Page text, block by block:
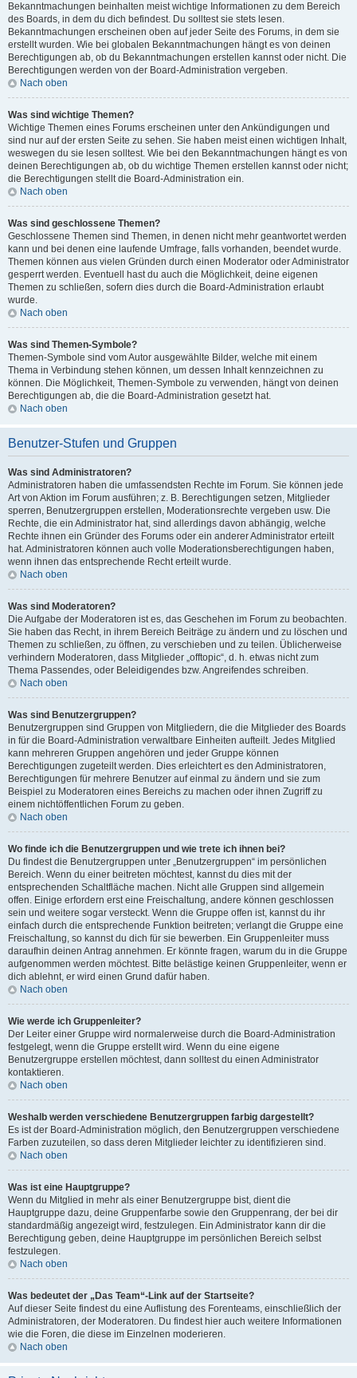
Bekanntmachungen beinhalten meist wichtige Informationen zu dem Bereich
des Boards, in dem du dich befindest. Du solltest sie stets lesen.
Bekanntmachungen erscheinen oben auf jeder Seite des Forums, in dem sie
erstellt wurden. Wie bei globalen Bekanntmachungen hängt es von deinen
Berechtigungen ab, ob du Bekanntmachungen erstellen kannst oder nicht. Die
Berechtigungen werden von der Board-Administration vergeben.
Nach oben
Was sind wichtige Themen?
Wichtige Themen eines Forums erscheinen unter den Ankündigungen und
sind nur auf der ersten Seite zu sehen. Sie haben meist einen wichtigen Inhalt,
weswegen du sie lesen solltest. Wie bei den Bekanntmachungen hängt es von
deinen Berechtigungen ab, ob du wichtige Themen erstellen kannst oder nicht;
die Berechtigungen stellt die Board-Administration ein.
Nach oben
Was sind geschlossene Themen?
Geschlossene Themen sind Themen, in denen nicht mehr geantwortet werden
kann und bei denen eine laufende Umfrage, falls vorhanden, beendet wurde.
Themen können aus vielen Gründen durch einen Moderator oder Administrator
gesperrt werden. Eventuell hast du auch die Möglichkeit, deine eigenen
Themen zu schließen, sofern dies durch die Board-Administration erlaubt
wurde.
Nach oben
Was sind Themen-Symbole?
Themen-Symbole sind vom Autor ausgewählte Bilder, welche mit einem
Thema in Verbindung stehen können, um dessen Inhalt kennzeichnen zu
können. Die Möglichkeit, Themen-Symbole zu verwenden, hängt von deinen
Berechtigungen ab, die die Board-Administration gesetzt hat.
Nach oben
Benutzer-Stufen und Gruppen
Was sind Administratoren?
Administratoren haben die umfassendsten Rechte im Forum. Sie können jede
Art von Aktion im Forum ausführen; z. B. Berechtigungen setzen, Mitglieder
sperren, Benutzergruppen erstellen, Moderationsrechte vergeben usw. Die
Rechte, die ein Administrator hat, sind allerdings davon abhängig, welche
Rechte ihnen ein Gründer des Forums oder ein anderer Administrator erteilt
hat. Administratoren können auch volle Moderationsberechtigungen haben,
wenn ihnen das entsprechende Recht erteilt wurde.
Nach oben
Was sind Moderatoren?
Die Aufgabe der Moderatoren ist es, das Geschehen im Forum zu beobachten.
Sie haben das Recht, in ihrem Bereich Beiträge zu ändern und zu löschen und
Themen zu schließen, zu öffnen, zu verschieben und zu teilen. Üblicherweise
verhindern Moderatoren, dass Mitglieder „offtopic“, d. h. etwas nicht zum
Thema Passendes, oder Beleidigendes bzw. Angreifendes schreiben.
Nach oben
Was sind Benutzergruppen?
Benutzergruppen sind Gruppen von Mitgliedern, die die Mitglieder des Boards
in für die Board-Administration verwaltbare Einheiten aufteilt. Jedes Mitglied
kann mehreren Gruppen angehören und jeder Gruppe können
Berechtigungen zugeteilt werden. Dies erleichtert es den Administratoren,
Berechtigungen für mehrere Benutzer auf einmal zu ändern und sie zum
Beispiel zu Moderatoren eines Bereichs zu machen oder ihnen Zugriff zu
einem nichtöffentlichen Forum zu geben.
Nach oben
Wo finde ich die Benutzergruppen und wie trete ich ihnen bei?
Du findest die Benutzergruppen unter „Benutzergruppen“ im persönlichen
Bereich. Wenn du einer beitreten möchtest, kannst du dies mit der
entsprechenden Schaltfläche machen. Nicht alle Gruppen sind allgemein
offen. Einige erfordern erst eine Freischaltung, andere können geschlossen
sein und weitere sogar versteckt. Wenn die Gruppe offen ist, kannst du ihr
einfach durch die entsprechende Funktion beitreten; verlangt die Gruppe eine
Freischaltung, so kannst du dich für sie bewerben. Ein Gruppenleiter muss
daraufhin deinen Antrag annehmen. Er könnte fragen, warum du in die Gruppe
aufgenommen werden möchtest. Bitte belästige keinen Gruppenleiter, wenn er
dich ablehnt, er wird einen Grund dafür haben.
Nach oben
Wie werde ich Gruppenleiter?
Der Leiter einer Gruppe wird normalerweise durch die Board-Administration
festgelegt, wenn die Gruppe erstellt wird. Wenn du eine eigene
Benutzergruppe erstellen möchtest, dann solltest du einen Administrator
kontaktieren.
Nach oben
Weshalb werden verschiedene Benutzergruppen farbig dargestellt?
Es ist der Board-Administration möglich, den Benutzergruppen verschiedene
Farben zuzuteilen, so dass deren Mitglieder leichter zu identifizieren sind.
Nach oben
Was ist eine Hauptgruppe?
Wenn du Mitglied in mehr als einer Benutzergruppe bist, dient die
Hauptgruppe dazu, deine Gruppenfarbe sowie den Gruppenrang, der bei dir
standardmäßig angezeigt wird, festzulegen. Ein Administrator kann dir die
Berechtigung geben, deine Hauptgruppe im persönlichen Bereich selbst
festzulegen.
Nach oben
Was bedeutet der „Das Team“-Link auf der Startseite?
Auf dieser Seite findest du eine Auflistung des Forenteams, einschließlich der
Administratoren, der Moderatoren. Du findest hier auch weitere Informationen
wie die Foren, die diese im Einzelnen moderieren.
Nach oben